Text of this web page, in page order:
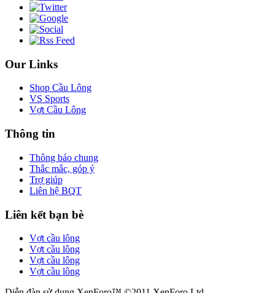
Our Links
Shop Cầu Lông
VS Sports
Vợt Cầu Lông
Thông tin
Thông báo chung
Thắc mắc, góp ý
Trợ giúp
Liên hệ BQT
Liên kết bạn bè
Vợt cầu lông
Vợt cầu lông
Vợt cầu lông
Vợt cầu lông